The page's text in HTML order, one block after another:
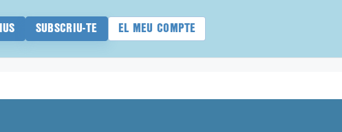
SUBSCRIU-TE EL MEU COMPTE